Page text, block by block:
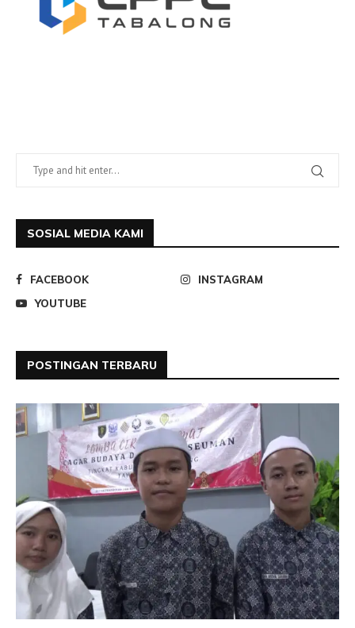
SOSIAL MEDIA KAMI
FACEBOOK
INSTAGRAM
YOUTUBE
POSTINGAN TERBARU